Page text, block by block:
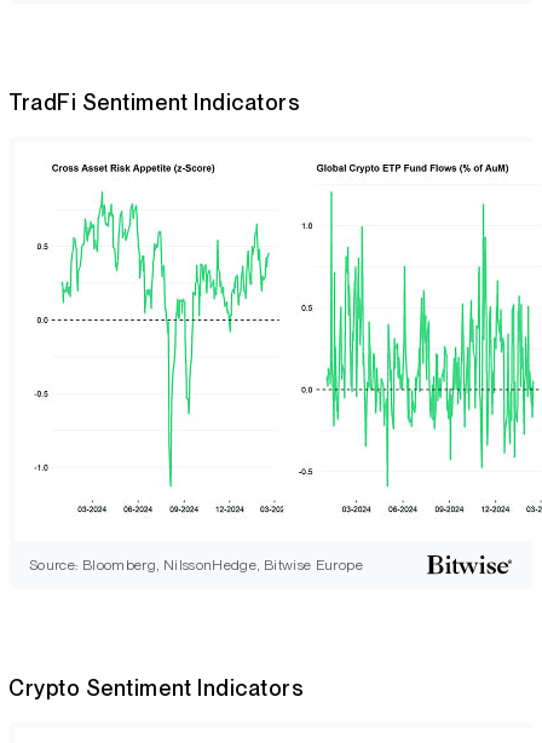
TradFi Sentiment Indicators
Source: Bloomberg, NilssonHedge, Bitwise Europe
Crypto Sentiment Indicators